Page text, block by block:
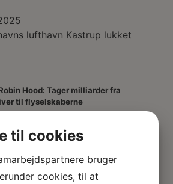
lufthavn Kastrup lukket
Hood: Tager milliarder fra
til flyselskaberne
og Karin Breck, chef for
til cookies
bruger
cookies, til at